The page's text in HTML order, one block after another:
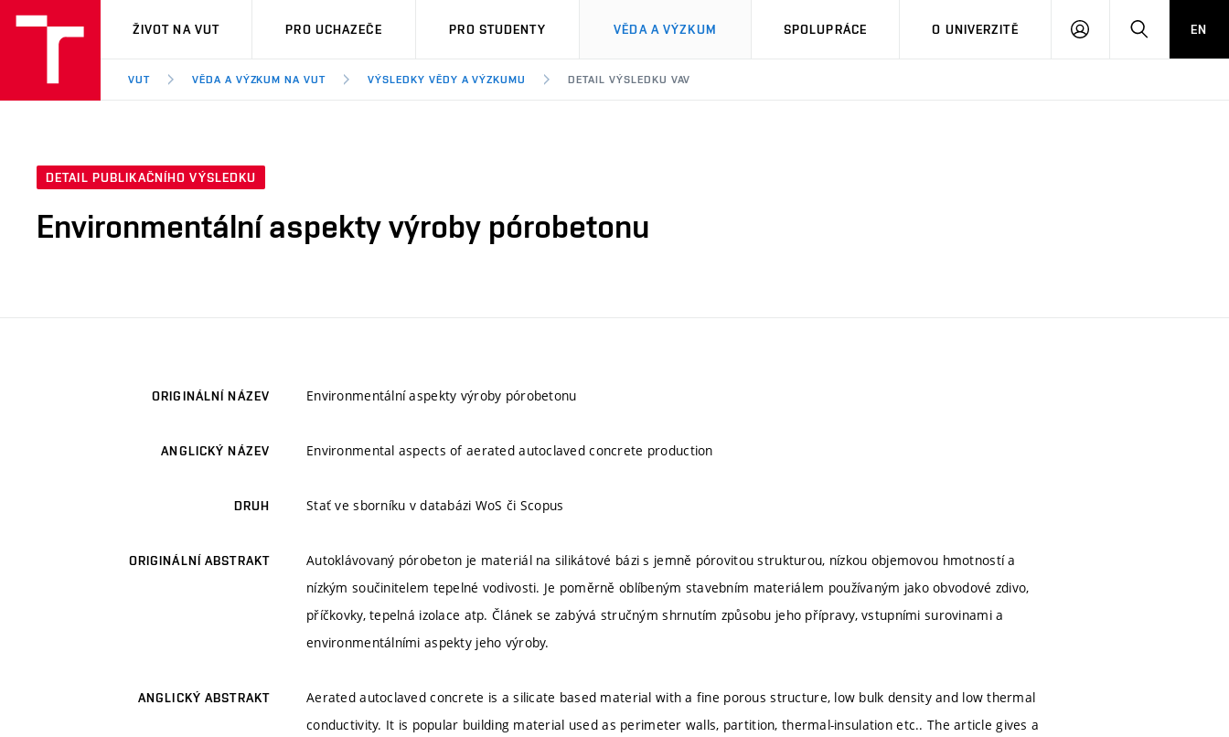
VUT
ŽIVOT NA VUT PRO UCHAZEČE PRO STUDENTY VĚDA A VÝZKUM SPOLUPRÁCE O UNIVERZITĚ
PŘIHLÁSIT HLEDATEN
VUT VĚDA A VÝZKUM NA VUT VÝSLEDKY VĚDY A VÝZKUMU DETAIL VÝSLEDKU VAV
DETAIL PUBLIKAČNÍHO VÝSLEDKU
Environmentální aspekty výroby pórobetonu
ORIGINÁLNÍ NÁZEV Environmentální aspekty výroby pórobetonu
ANGLICKÝ NÁZEV Environmental aspects of aerated autoclaved concrete production
DRUH Stať ve sborníku v databázi WoS či Scopus
ORIGINÁLNÍ ABSTRAKT
Autoklávovaný pórobeton je materiál na silikátové bázi s jemně pórovitou strukturou, nízkou objemovou hmotností a
nízkým součinitelem tepelné vodivosti. Je poměrně oblíbeným stavebním materiálem používaným jako obvodové zdivo,
příčkovky, tepelná izolace atp. Článek se zabývá stručným shrnutím způsobu jeho přípravy, vstupními surovinami a
environmentálními aspekty jeho výroby.
ANGLICKÝ ABSTRAKT
Aerated autoclaved concrete is a silicate based material with a fine porous structure, low bulk density and low thermal
conductivity. It is popular building material used as perimeter walls, partition, thermal-insulation etc.. The article gives a